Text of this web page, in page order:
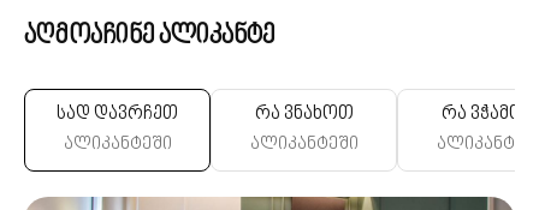
აღმოაჩინე ალიკანტე
სად დავრჩეთ
ალიკანტეში
რა ვნახოთ
ალიკანტეში
რა ვჭამოთ